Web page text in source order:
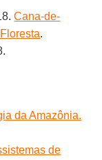
Cana-de-
.
da Amazônia.
de